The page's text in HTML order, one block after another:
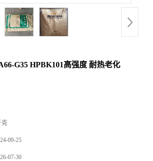
G35 HPBK101高强度 耐热老化
克
09-25
07-30